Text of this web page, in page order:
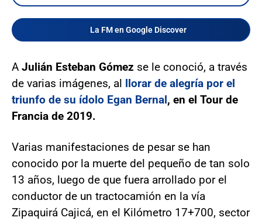
La FM en Google Discover
A Julián Esteban Gómez se le conoció, a través
de varias imágenes, al llorar de alegría por el
triunfo de su ídolo Egan Bernal, en el Tour de
Francia de 2019.
Varias manifestaciones de pesar se han
conocido por la muerte del pequeño de tan solo
13 años, luego de que fuera arrollado por el
conductor de un tractocamión en la vía
Zipaquirá Cajicá, en el Kilómetro 17+700, sector